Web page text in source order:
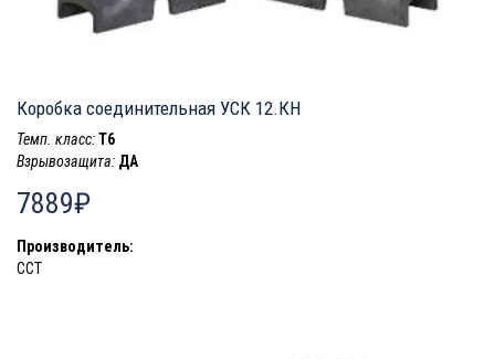
Коробка соединительная УСК 12.КН
Темп. класс:T6
Взрывозащита: ДА
7889₽
Производитель:
ССТ